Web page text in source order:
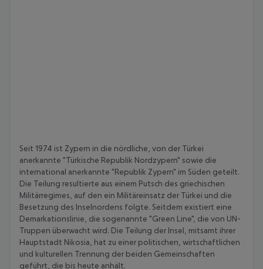
Seit 1974 ist Zypern in die nördliche, von der Türkei
anerkannte "Türkische Republik Nordzypern" sowie die
international anerkannte "Republik Zypern" im Süden geteilt.
Die Teilung resultierte aus einem Putsch des griechischen
Militärregimes, auf den ein Militäreinsatz der Türkei und die
Besetzung des Inselnordens folgte. Seitdem existiert eine
Demarkationslinie, die sogenannte "Green Line", die von UN-
Truppen überwacht wird. Die Teilung der Insel, mitsamt ihrer
Hauptstadt Nikosia, hat zu einer politischen, wirtschaftlichen
und kulturellen Trennung der beiden Gemeinschaften
geführt, die bis heute anhält.